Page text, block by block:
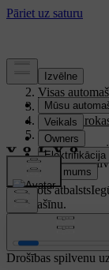
Atbalsts
Visas
XC40
Lietotāja
Drošība/
Drošības
Drošības
Pielāgots atbalsts
automašīnu.
Pierakstīties
Drošības spilvenu